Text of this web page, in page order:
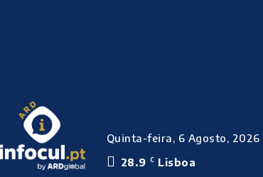
Quinta-feira, 6 Agosto, 2026
28.9 C Lisboa